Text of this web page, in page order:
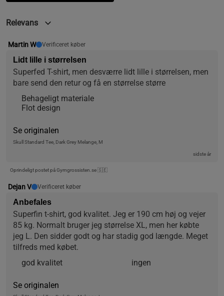
Relevans
Martin W Verificeret køber
Lidt lille i størrelsen
Superfed T-shirt, men desværre lidt lille i størrelsen, men
bare send den retur og få en størrelse større
Behageligt materiale
Flot design
Se originalen
Skull Standard Tee, Dark Grey Melange, M
sidste år
Oprindeligt postet på Gymgrossisten.se 🇸🇪
Dejan V Verificeret køber
Anbefales
Superfin t-shirt, god kvalitet. Jeg er 190 cm høj og vejer
85 kg. Normalt bruger jeg størrelse XL, men her købte
jeg L. Den sidder godt og har stadig god længde. Meget
tilfreds med købet.
god kvalitet
ingen
Se originalen